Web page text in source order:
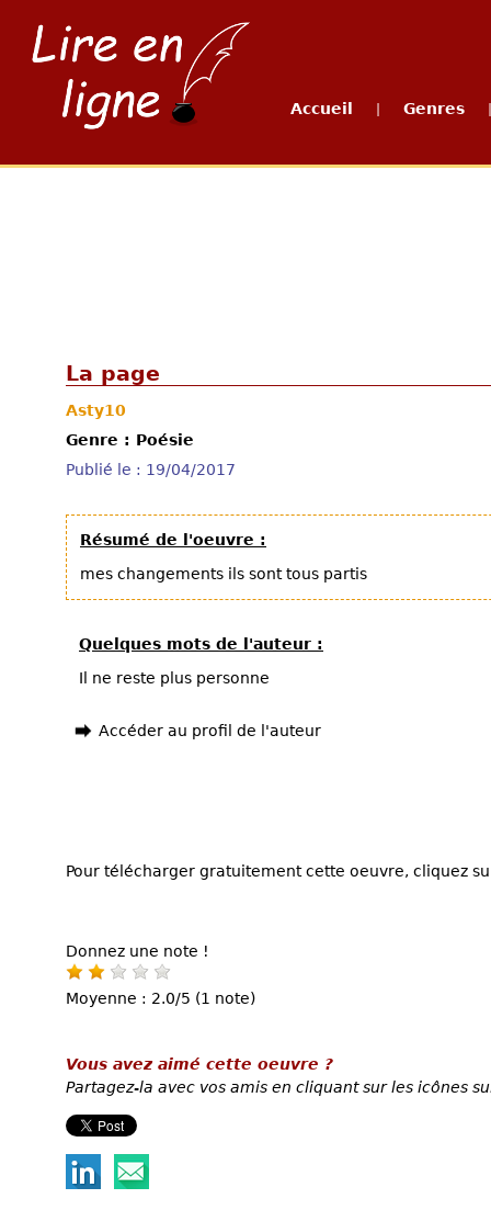
Accueil Genres
La page
Asty10
Genre : Poésie
Publié le : 19/04/2017
Résumé de l'oeuvre :
mes changements ils sont tous partis
Quelques mots de l'auteur :
Il ne reste plus personne
Accéder au profil de l'auteur
Pour télécharger gratuitement cette oeuvre, cliquez
Donnez une note !
Moyenne : 2.0/5 (1 note)
Vous avez aimé cette oeuvre ?
Partagez-la avec vos amis en cliquant sur les icônes